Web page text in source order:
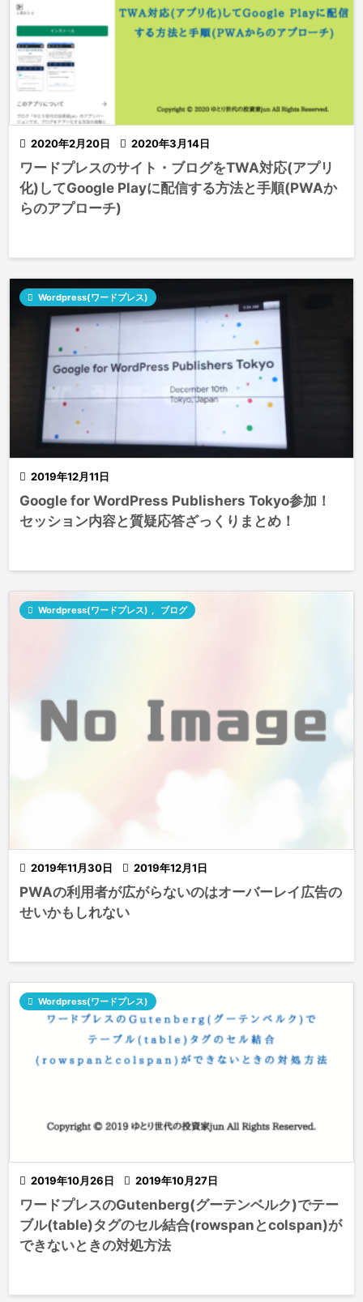
 2020年2月20日  2020年3月14日
ワードプレスのサイト・ブログをTWA対応(アプリ
化)してGoogle Playに配信する方法と手順(PWAか
らのアプローチ)
 2019年12月11日
 Wordpress(ワードプレス)
Google for WordPress Publishers Tokyo参加！
セッション内容と質疑応答ざっくりまとめ！
 2019年11月30日  2019年12月1日
 Wordpress(ワードプレス) , ブログ
PWAの利用者が広がらないのはオーバーレイ広告の
せいかもしれない
 2019年10月26日  2019年10月27日
 Wordpress(ワードプレス)
ワードプレスのGutenberg(グーテンベルク)でテー
ブル(table)タグのセル結合(rowspanとcolspan)が
できないときの対処方法